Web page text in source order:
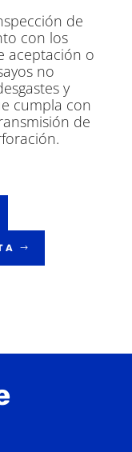
de
con los
aceptación o
no
y
cumpla con
de